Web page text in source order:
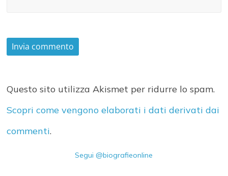
Questo sito utilizza Akismet per ridurre lo spam.
Scopri come vengono elaborati i dati derivati dai
commenti.
Segui @biografieonline